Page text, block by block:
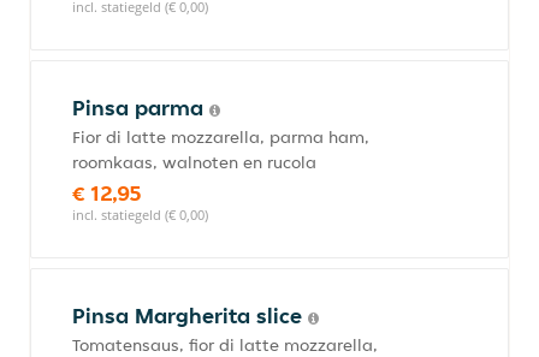
incl. statiegeld (€ 0,00)
Pinsa parma
Fior di latte mozzarella, parma ham,
roomkaas, walnoten en rucola
€ 12,95
incl. statiegeld (€ 0,00)
Pinsa Margherita slice
Tomatensaus, fior di latte mozzarella,